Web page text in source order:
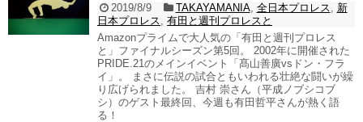
2019/8/9 TAKAYAMANIA, 全日本プロレス
新
日本プロレス
有田と週刊プロレスと
Amazonプライムで大人気の「有田と週刊プロレス
と」ファイナルシーズン第5回。 2002年に開催された
PRIDE.21のメインイベント「髙山善廣vsドン・フラ
イ」。 まさに伝説の試合ともいわれる壮絶な闘いが繰
り広げられました。 吉村 崇さん（平成ノブシコブ
シ）のゲスト最終回、今週も有田哲平さんが熱く語
る！